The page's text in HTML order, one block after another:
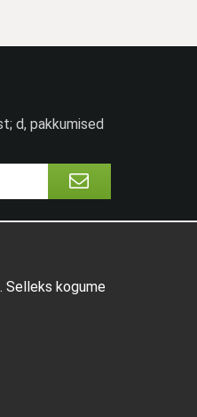
d, pakkumised
Selleks kogume